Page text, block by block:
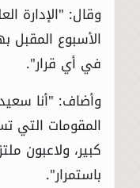
وقال: "الإدارة
الأسبوع المقبل
في أي قرار".
وأضاف: "أنا
المقومات التي
كبير، ولاعبون
باستمرار".